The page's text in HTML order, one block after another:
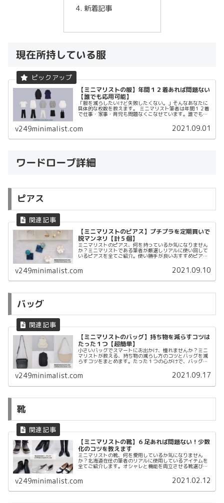
新着記事
現在所持している服
【ミニマリストの服】年間１２着あれば問題ない
【誰でも応用可能】
「服を減らしたいけど失敗したくない。」そんなあなたに
具体的な枚数を教えます。 ミニマリスト筆者は年間１２着
で仕事・家事・育児も問題なくこなせています。誰でも応
v249minimalist.com 2021.09.01
ワードローブ詳細
ピアス
【ミニマリストのピアス】プチプラを定期買いで
脱マンネリ【計５個】
ミニマリストのピアス、何を持っているか気になりません
か？ミニマリストである筆者が厳選しリアルに使い回して
いるピアスを全てご紹介。使い勝手が良いおすすめピアス
v249minimalist.com 2021.09.10
バッグ
【ミニマリストのバッグ】持ち物を減らすコツは
たった１つ【超簡単】
小さいバッグでスマートにお出かけ、憧れませんか？ミニ
マリストが教える、持ち物の減らし方のコツとバッグを減
らすコツをまとめます。たった１つの心がけで、バッグの
v249minimalist.com 2021.09.17
靴
【ミニマリストの靴】６足あれば問題ない！少数
化のコツを教えます
ミニマリストの靴、何を愛用しているか気になりません
か？北海道在住の筆者のリアルに使用しているアイテムを
全てご紹介します。オシャレと機能を両立させる靴選びを
v249minimalist.com 2021.02.12